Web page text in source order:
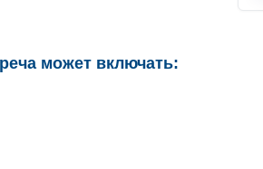
может включать: